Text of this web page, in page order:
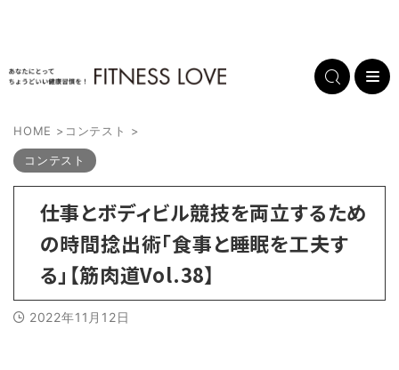
HOME > コンテスト >
コンテスト
仕事とボディビル競技を両立するため
の時間捻出術「食事と睡眠を工夫す
る」【筋肉道Vol.38】
2022年11月12日